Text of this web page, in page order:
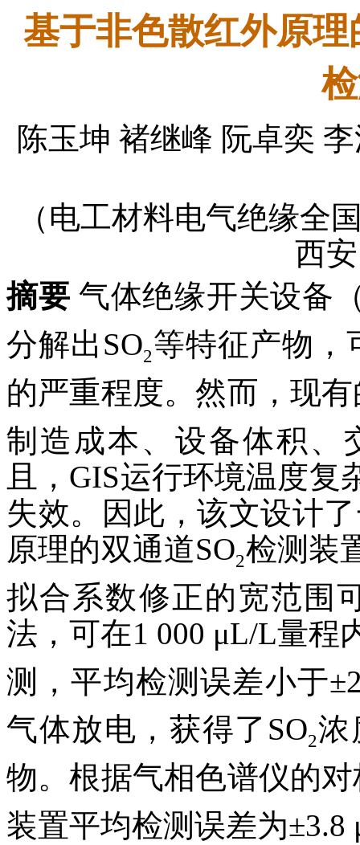
基于非色散红外原理
陈玉坤 褚继峰 阮卓奕
（电工材料电气绝缘全
西
摘要气体绝缘开关设备
分解出SO2等特征产物，
的严重程度。然而，现有
制造成本、设备体积、
且，GIS运行环境温度
失效。因此，该文设计
原理的双通道SO2检测装
拟合系数修正的宽范围
法，可在1 000 μL/L量程
测，平均检测误差小于
气体放电，获得了SO2浓
物。根据气相色谱仪的
装置平均检测误差为±3.8